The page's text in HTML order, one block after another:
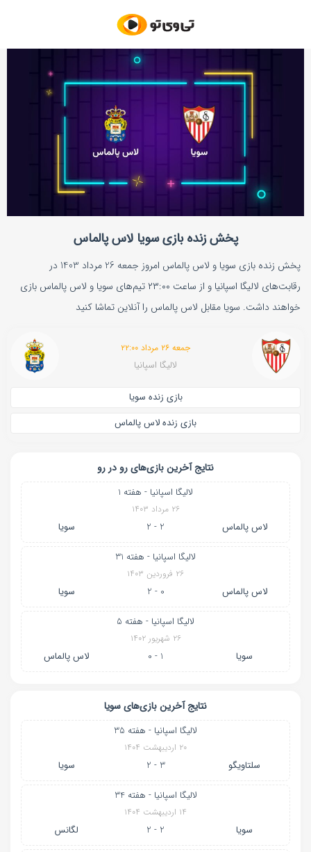
پخش زنده بازی سویا لاس پالماس
پخش زنده بازی سویا و لاس پالماس امروز جمعه 26 مرداد 1403 در
رقابت‌های لالیگا اسپانیا و از ساعت ۲۳:۰۰ تیم‌های سویا و لاس پالماس بازی
خواهند داشت. سویا مقابل لاس پالماس را آنلاین تماشا کنید
جمعه ۲۶ مرداد ۲۲:۰۰
لالیگا اسپانیا
بازی زنده سویا
بازی زنده لاس پالماس
نتایج آخرین بازی‌های رو در رو
لالیگا اسپانیا - هفته 1
۲۶ مرداد ۱۴۰۳
لاس پالماس 2 - 2 سویا
لالیگا اسپانیا - هفته 31
۲۶ فروردین ۱۴۰۳
لاس پالماس 0 - 2 سویا
لالیگا اسپانیا - هفته 5
۲۶ شهریور ۱۴۰۲
سویا 1 - 0 لاس پالماس
نتایج آخرین بازی‌های سویا
لالیگا اسپانیا - هفته 35
۲۰ اردیبهشت ۱۴۰۴
سلتاویگو 3 - 2 سویا
لالیگا اسپانیا - هفته 34
۱۴ اردیبهشت ۱۴۰۴
سویا 2 - 2 لگانس